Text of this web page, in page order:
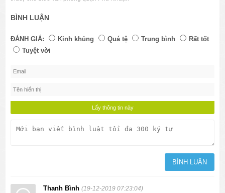
BÌNH LUẬN
ĐÁNH GIÁ: Kinh khủng Quá tệ Trung bình
Rất tốt
Tuyệt vời
Thanh Bình(19-12-2019 07:23:04)